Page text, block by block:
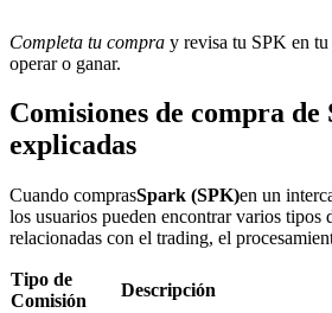
Inversiones exclusivas para titulares
Completa tu compra y revisa tu SPK en
operar o ganar.
Comisiones de compra de
explicadas
Cuando comprasSpark (SPK)en un
los usuarios pueden encontrar varios tipos
relacionadas con el trading, el
Tipo de
Comisión
Descripción